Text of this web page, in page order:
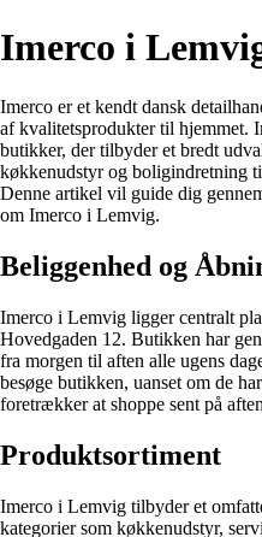
Imerco i
Imerco er et kendt dansk
af kvalitetsprodukter til hjemmet.
butikker, der tilbyder et bredt
køkkenudstyr og boligindretning
Denne artikel vil guide dig
om Imerco i Lemvig.
Beliggenhed og
Imerco i Lemvig ligger centralt
Hovedgaden 12. Butikken har
fra morgen til aften alle ugens
besøge butikken, uanset om de
foretrækker at shoppe sent på
Produktsortiment
Imerco i Lemvig tilbyder et
kategorier som køkkenudstyr,